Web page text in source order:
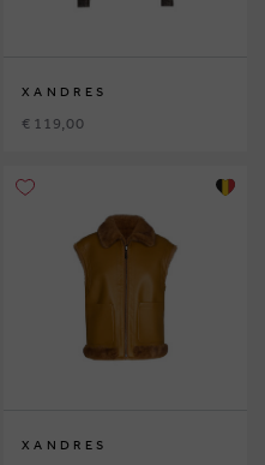
XANDRES
€ 119,00
XANDRES